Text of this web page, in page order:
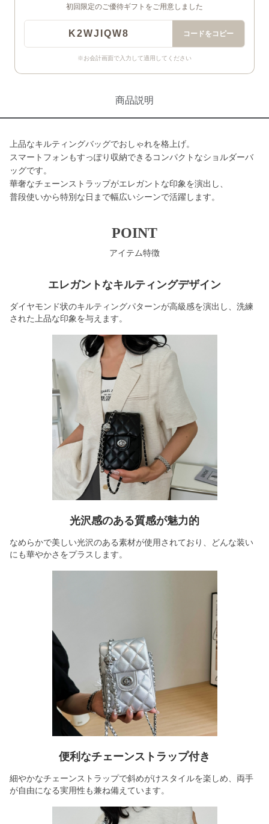
初回限定のご優待ギフトをご用意しました
K2WJIQW8 コードをコピー
※お会計画面で入力して適用してください
商品説明
上品なキルティングバッグでおしゃれを格上げ。
スマートフォンもすっぽり収納できるコンパクトなショルダーバ
ッグです。
華奢なチェーンストラップがエレガントな印象を演出し、
普段使いから特別な日まで幅広いシーンで活躍します。
POINT
アイテム特徴
エレガントなキルティングデザイン
ダイヤモンド状のキルティングパターンが高級感を演出し、洗練
された上品な印象を与えます。
光沢感のある質感が魅力的
なめらかで美しい光沢のある素材が使用されており、どんな装い
にも華やかさをプラスします。
便利なチェーンストラップ付き
細やかなチェーンストラップで斜めがけスタイルを楽しめ、両手
が自由になる実用性も兼ね備えています。